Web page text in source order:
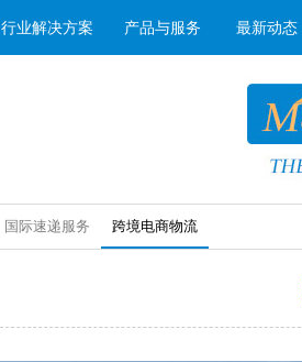
行业解决方案 产品与服务 最新动态
国际速递服务 跨境电商物流